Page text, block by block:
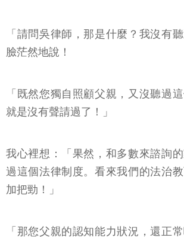
「請問吳律師，那是什麼？我沒有
臉茫然地說！
「既然您獨自照顧父親，又沒聽過
就是沒有聲請過了！」
我心裡想：「果然，和多數來諮詢
過這個法律制度。看來我們的法治
加把勁！」
「那您父親的認知能力狀況，還正